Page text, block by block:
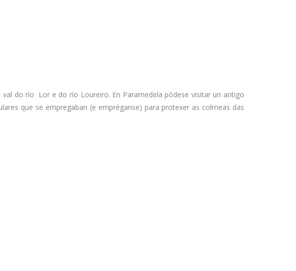
do río Lor e do río Loureiro. En Paramedela pódese visitar un antigo
que se empregaban (e empréganse) para protexer as colmeas das